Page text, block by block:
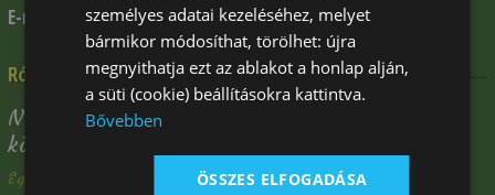
E-mail: info@klp.hu
Rólunk mondták
Nagyon pozitív volt, hogy a megrendelést
követő napon kiszállították a terméket
Egy Meg Nem Nevezett Vásárlónk - 2025 március 13.
személyes adatai kezeléséhez, melyet
bármikor módosíthat, törölhet: újra
megnyithatja ezt az ablakot a honlap alján,
a süti (cookie) beállításokra kattintva.
Bővebben
ÖSSZES ELFOGADÁSA